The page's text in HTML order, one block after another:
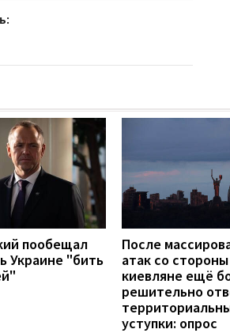
пообещал
Украине "бить
После
атак со
киевляне ещё
решительно
уступки: опрос